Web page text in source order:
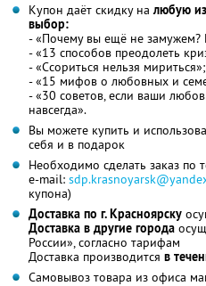
Купон даёт скидку налюбую
выбор:
- «Почему вы ещё не замужем?
- «13 способов преодолеть
- «Ссориться нельзя мириться»;
- «15 мифов о любовных и
- «30 советов, если ваши
навсегда».
Вы можете купить и
себя и в подарок
Необходимо сделать заказ по
e-mail:
купона)
Доставка по г. Красноярску
Доставка в другие города
России», согласно тарифам
Доставка производится в
Самовывоз товара из офиса